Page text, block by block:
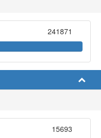
241871
15693